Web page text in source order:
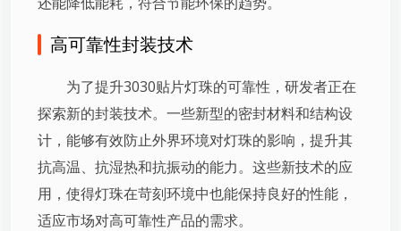
高可靠性封装技术
为了提升3030贴片灯珠的可靠性，研发者正在
探索新的封装技术。一些新型的密封材料和结构设
计，能够有效防止外界环境对灯珠的影响，提升其
抗高温、抗湿热和抗振动的能力。这些新技术的应
用，使得灯珠在苛刻环境中也能保持良好的性能，
适应市场对高可靠性产品的需求。